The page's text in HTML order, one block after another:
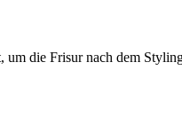
die Frisur nach dem